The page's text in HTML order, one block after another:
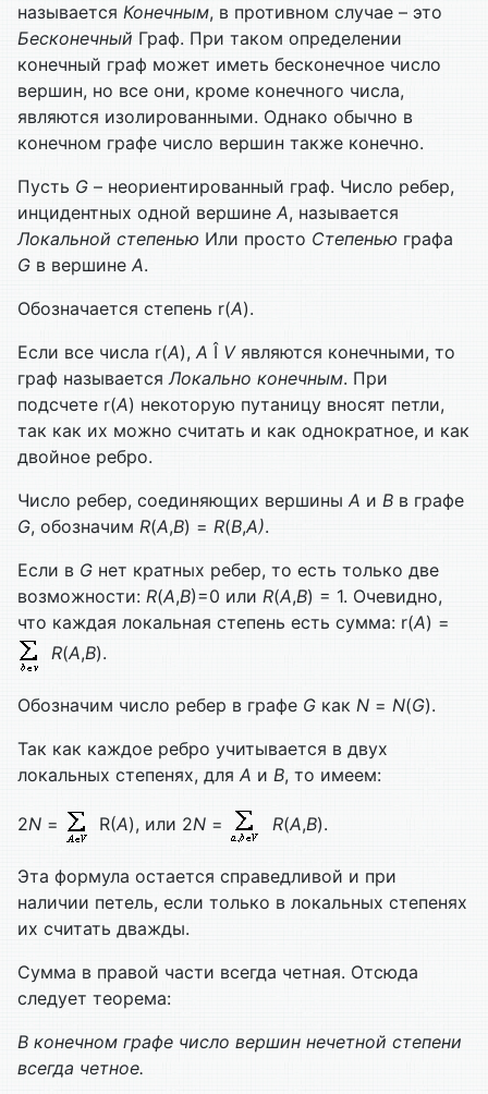
называется Конечным, в противном случае – это
Бесконечный Граф. При таком определении
конечный граф может иметь бесконечное число
вершин, но все они, кроме конечного числа,
являются изолированными. Однако обычно в
конечном графе число вершин также конечно.
Пусть G – неориентированный граф. Число ребер,
инцидентных одной вершинеА, называется
Локальной степенью Или просто Степенью графа
G в вершине А.
Обозначается степень r(А).
Если все числа r(А),А Î Vявляются конечными, то
граф называетсяЛокально конечным. При
подсчете r(А) некоторую путаницу вносят петли,
так как их можно считать и как однократное, и как
двойное ребро.
Число ребер, соединяющих вершины A и B в графе
G, обозначим R(A,B) = R(B,A).
Если в G нет кратных ребер, то есть только две
возможности: R(A,B)=0 или R(A,B) = 1. Очевидно,
что каждая локальная степень есть сумма: r(А) =
R(A,B).
Обозначим число ребер в графе G как N = N(G).
Так как каждое ребро учитывается в двух
локальных степенях, дляA и B, то имеем:
2N = R(А), или 2N = R(A,B).
Эта формула остается справедливой и при
наличии петель, если только в локальных степенях
их считать дважды.
Сумма в правой части всегда четная. Отсюда
следует теорема:
В конечном графе число вершин нечетной степени
всегда четное.